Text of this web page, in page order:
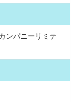
ンパニーリミテ